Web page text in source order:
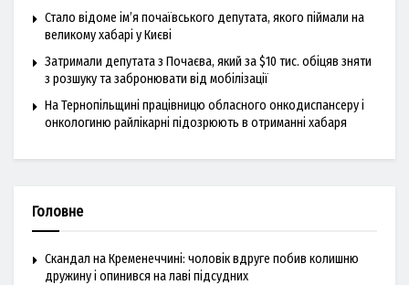
Стало відоме ім’я почаївського депутата, якого піймали на
великому хабарі у Києві
Затримали депутата з Почаєва, який за $10 тис. обіцяв зняти
з розшуку та забронювати від мобілізації
На Тернопільщині працівницю обласного онкодиспансеру і
онкологиню райлікарні підозрюють в отриманні хабаря
Головне
Скандал на Кременеччині: чоловік вдруге побив колишню
дружину і опинився на лаві підсудних